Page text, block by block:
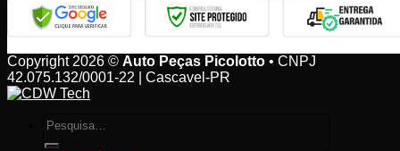
Copyright 2026 © Auto Peças Picolotto • CNPJ
42.075.132/0001-22 | Cascavel-PR
Pesquisar
por: